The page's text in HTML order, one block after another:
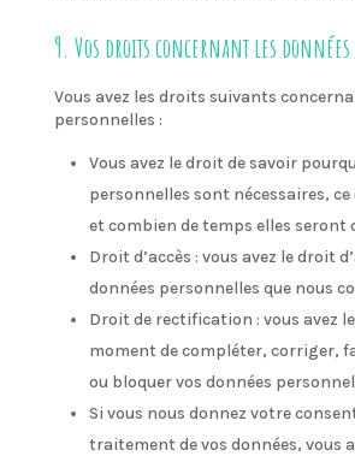
9. Vos droits concernant les
Vous avez les droits suivants
personnelles :
Vous avez le droit de savoir
personnelles sont nécessaires,
et combien de temps elles seront
Droit d’accès : vous avez le droit
données personnelles que nous
Droit de rectification : vous avez
moment de compléter, corriger,
ou bloquer vos données
Si vous nous donnez votre
traitement de vos données, vous